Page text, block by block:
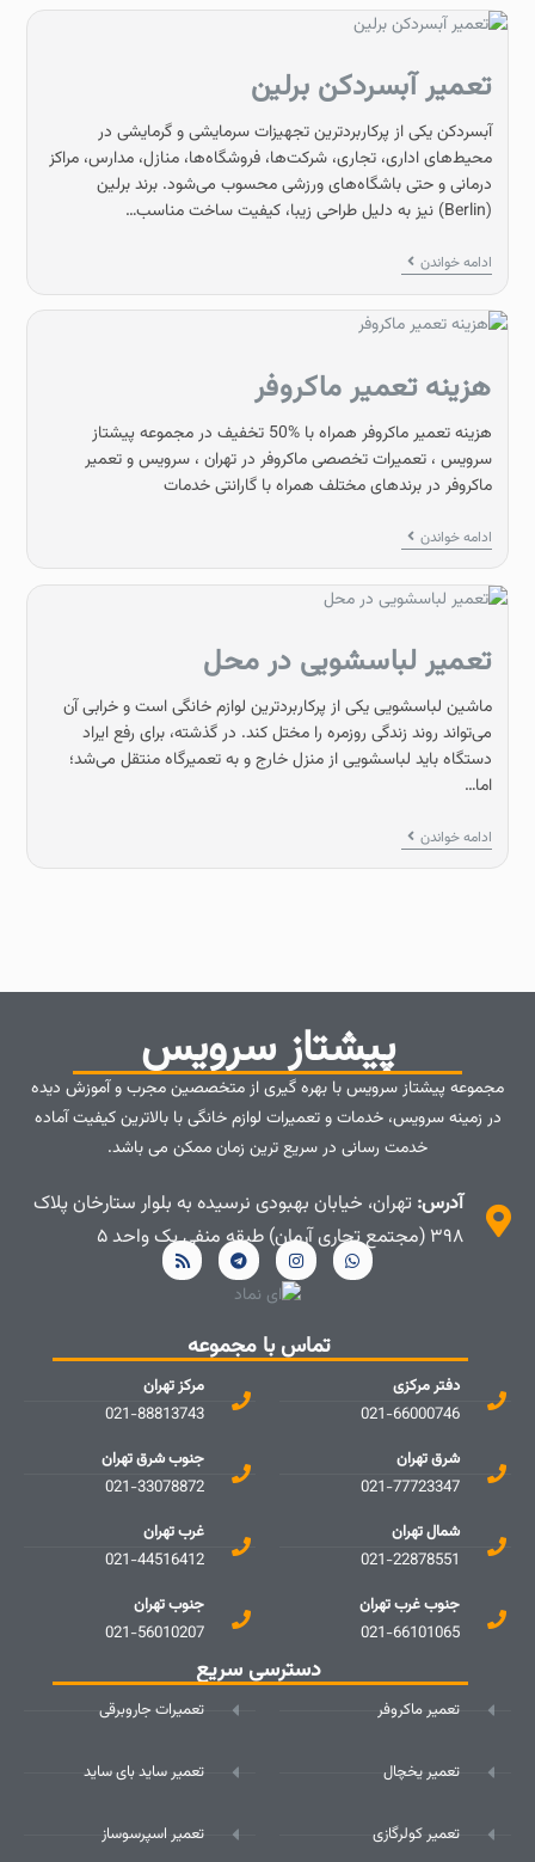
تعمیر آبسردکن برلین
آبسردکن یکی از پرکاربردترین تجهیزات سرمایشی و گرمایشی در
محیط‌های اداری، تجاری، شرکت‌ها، فروشگاه‌ها، منازل، مدارس، مراکز
درمانی و حتی باشگاه‌های ورزشی محسوب می‌شود. برند برلین
(Berlin) نیز به دلیل طراحی زیبا، کیفیت ساخت مناسب…
ادامه خواندن
هزینه تعمیر ماکروفر
هزینه تعمیر ماکروفر همراه با %50 تخفیف در مجموعه پیشتاز
سرویس ، تعمیرات تخصصی ماکروفر در تهران ، سرویس و تعمیر
ماکروفر در برندهای مختلف همراه با گارانتی خدمات
ادامه خواندن
تعمیر لباسشویی در محل
ماشین لباسشویی یکی از پرکاربردترین لوازم خانگی است و خرابی آن
می‌تواند روند زندگی روزمره را مختل کند. در گذشته، برای رفع ایراد
دستگاه باید لباسشویی از منزل خارج و به تعمیرگاه منتقل می‌شد؛
اما…
ادامه خواندن
پیشتاز سرویس
مجموعه پیشتاز سرویس با بهره گیری از متخصصین مجرب و آموزش دیده
در زمینه سرویس، خدمات و تعمیرات لوازم خانگی با بالاترین کیفیت آماده
خدمت رسانی در سریع ترین زمان ممکن می باشد.
آدرس: تهران، خیابان بهبودی نرسیده به بلوار ستارخان پلاک
۳۹۸ (مجتمع تجاری آرمان) طبقه منفی یک واحد ۵
تماس با مجموعه
دفتر مرکزی
021-66000746
شرق تهران
021-77723347
شمال تهران
021-22878551
جنوب غرب تهران
021-66101065
مرکز تهران
021-88813743
جنوب شرق تهران
021-33078872
غرب تهران
021-44516412
جنوب تهران
021-56010207
دسترسی سریع
تعمیر ماکروفر
تعمیر یخچال
تعمیر کولرگازی
تعمیرات جاروبرقی
تعمیر ساید بای ساید
تعمیر اسپرسوساز